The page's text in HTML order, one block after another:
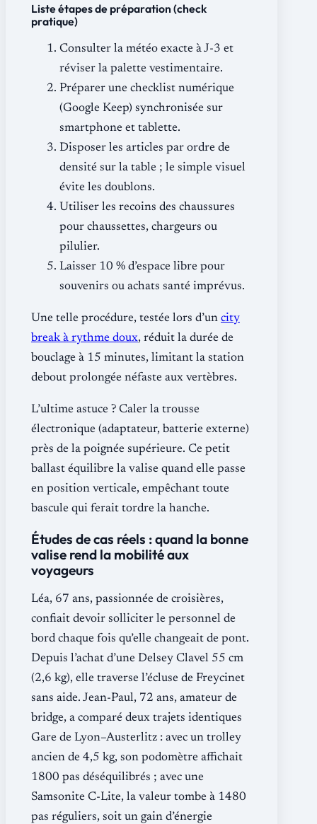
Liste étapes de préparation (check
pratique)
Consulter la météo exacte à J-3 et
réviser la palette vestimentaire.
Préparer une checklist numérique
(Google Keep) synchronisée sur
smartphone et tablette.
Disposer les articles par ordre de
densité sur la table ; le simple visuel
évite les doublons.
Utiliser les recoins des chaussures
pour chaussettes, chargeurs ou
pilulier.
Laisser 10 % d’espace libre pour
souvenirs ou achats santé imprévus.
Une telle procédure, testée lors d’un city
break à rythme doux, réduit la durée de
bouclage à 15 minutes, limitant la station
debout prolongée néfaste aux vertèbres.
L’ultime astuce ? Caler la trousse
électronique (adaptateur, batterie externe)
près de la poignée supérieure. Ce petit
ballast équilibre la valise quand elle passe
en position verticale, empêchant toute
bascule qui ferait tordre la hanche.
Études de cas réels : quand la bonne
valise rend la mobilité aux
voyageurs
Léa, 67 ans, passionnée de croisières,
confiait devoir solliciter le personnel de
bord chaque fois qu’elle changeait de pont.
Depuis l’achat d’une Delsey Clavel 55 cm
(2,6 kg), elle traverse l’écluse de Freycinet
sans aide. Jean-Paul, 72 ans, amateur de
bridge, a comparé deux trajets identiques
Gare de Lyon–Austerlitz : avec un trolley
ancien de 4,5 kg, son podomètre affichait
1800 pas déséquilibrés ; avec une
Samsonite C-Lite, la valeur tombe à 1480
pas réguliers, soit un gain d’énergie